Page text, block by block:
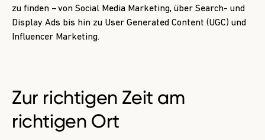
zu finden – von Social Media Marketing, über Search- und
Display Ads bis hin zu User Generated Content (UGC) und
Influencer Marketing.
Zur richtigen Zeit am
richtigen Ort